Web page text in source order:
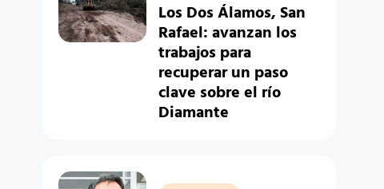
Los Dos Álamos, San
Rafael: avanzan los
trabajos para
recuperar un paso
clave sobre el río
Diamante